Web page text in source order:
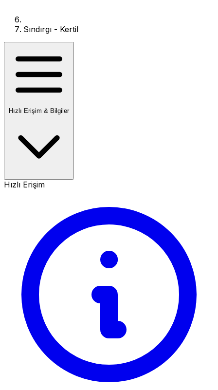
Sındırgı - Kertil
Hızlı Erişim & Bilgiler
Hızlı Erişim